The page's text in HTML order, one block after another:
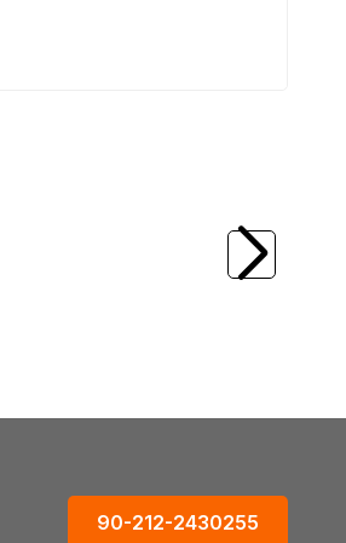
TROY 25012 Ahşap Matkap Ucu
90-212-2430255